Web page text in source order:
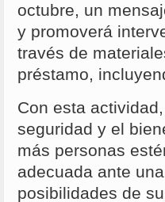
octubre, un
y promoverá
través de
préstamo,
Con esta
seguridad y el
más personas
adecuada ante
posibilidades de